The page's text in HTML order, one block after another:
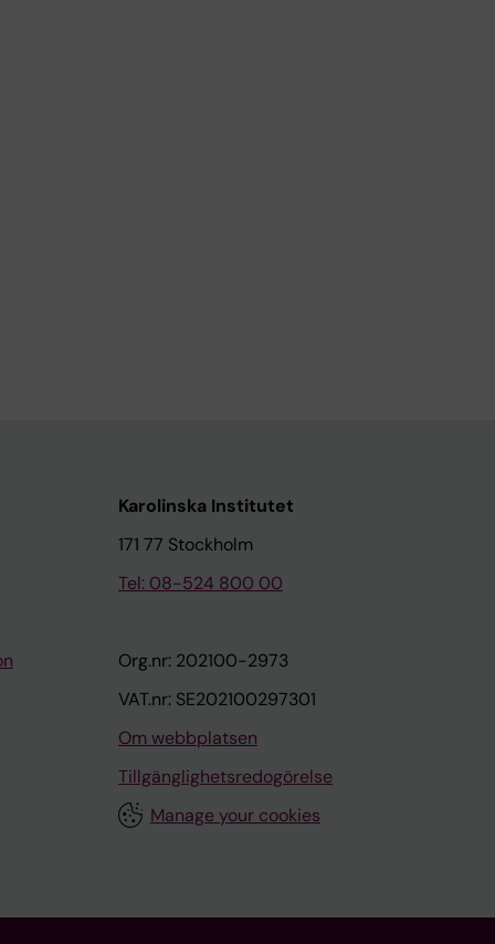
Karolinska Institutet
171 77 Stockholm
Tel: 08-524 800 00
Org.nr: 202100-2973
VAT.nr: SE202100297301
Om webbplatsen
Tillgänglighetsredogörelse
Manage your cookies